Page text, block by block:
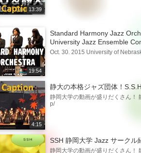
13:39
19:54
Standard Harmony Jazz
University Jazz Ensemble
Oct. 30. 2015 University of
4:15
静大の本格ジャズ団体！
静岡大学の動画が盛りだくさん！
p/
SSH 静岡大学 Jazz サークル
静岡大学の動画が盛りだくさん！